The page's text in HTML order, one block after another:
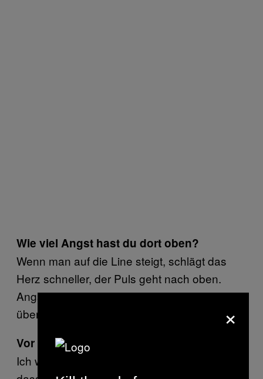
Wie viel Angst hast du dort oben?
Wenn man auf die Line steigt, schlägt das
Herz schneller, der Puls geht nach oben.
Angst kann man abertrainieren. Ich habe
über die Jahre gelernt, sie zu unterdrücken.
Vor was hast du sonst Angst?
Ich würde lügen, wenn ich sagen würde,
×